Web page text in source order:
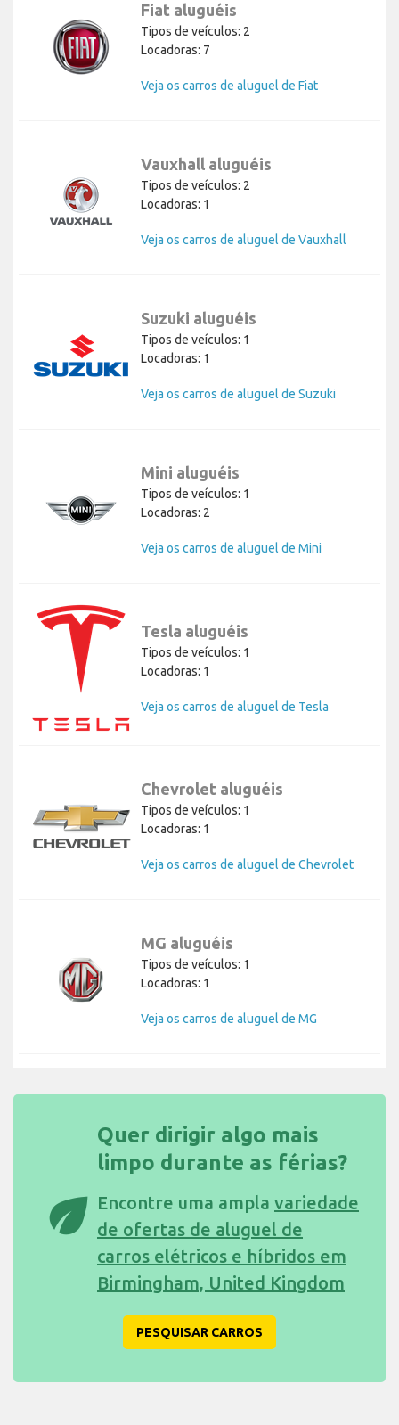
Fiat aluguéis
Tipos de veículos: 2
Locadoras: 7
Veja os carros de aluguel de Fiat
Vauxhall aluguéis
Tipos de veículos: 2
Locadoras: 1
Veja os carros de aluguel de Vauxhall
Suzuki aluguéis
Tipos de veículos: 1
Locadoras: 1
Veja os carros de aluguel de Suzuki
Mini aluguéis
Tipos de veículos: 1
Locadoras: 2
Veja os carros de aluguel de Mini
Tesla aluguéis
Tipos de veículos: 1
Locadoras: 1
Veja os carros de aluguel de Tesla
Chevrolet aluguéis
Tipos de veículos: 1
Locadoras: 1
Veja os carros de aluguel de Chevrolet
MG aluguéis
Tipos de veículos: 1
Locadoras: 1
Veja os carros de aluguel de MG
eco
Quer dirigir algo mais
limpo durante as férias?
Encontre uma ampla variedade
de ofertas de aluguel de
carros elétricos e híbridos em
Birmingham, United Kingdom
PESQUISAR CARROS